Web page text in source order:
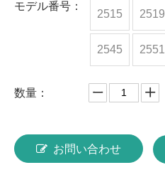
モデル番号：
2515 2519
2545 2551
数量：
お問い合わせ